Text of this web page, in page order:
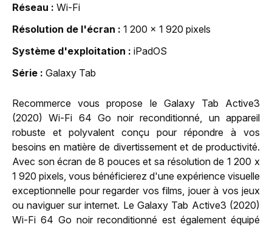
Réseau
Wi-Fi
Résolution de l'écran
1 200 x 1 920 pixels
Système d'exploitation
iPadOS
Série
Galaxy Tab
Recommerce vous propose le Galaxy Tab Active3
(2020) Wi-Fi 64 Go noir reconditionné, un appareil
robuste et polyvalent conçu pour répondre à vos
besoins en matière de divertissement et de productivité.
Avec son écran de 8 pouces et sa résolution de 1 200 x
1 920 pixels, vous bénéficierez d'une expérience visuelle
exceptionnelle pour regarder vos films, jouer à vos jeux
ou naviguer sur internet. Le Galaxy Tab Active3 (2020)
Wi-Fi 64 Go noir reconditionné est également équipé